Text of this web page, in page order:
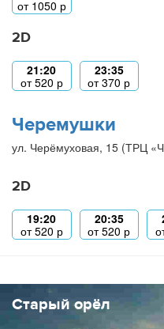
от 1050 р
2D
21:20
от520 р
23:35
от370 р
Черемушки
ул. Черёмуховая, 15 (ТРЦ
2D
19:20
от520 р
20:35
от520 р
Старый орёл